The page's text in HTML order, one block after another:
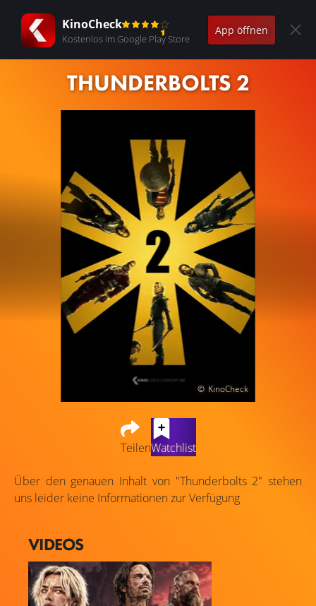
KinoCheck
Kostenlos im Google Play Store
App öffnen
KinoCheck
THUNDERBOLTS 2
TeilenWatchlist
Über den genauen Inhalt von "Thunderbolts 2" stehen
uns leider keine Informationen zur Verfügung
VIDEOS